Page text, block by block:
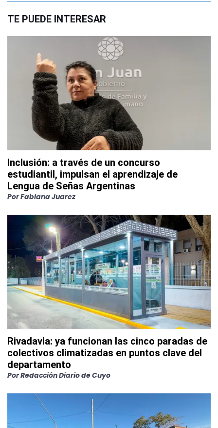
TE PUEDE INTERESAR
Inclusión: a través de un concurso
estudiantil, impulsan el aprendizaje de
Lengua de Señas Argentinas
PorFabiana Juarez
Rivadavia: ya funcionan las cinco paradas de
colectivos climatizadas en puntos clave del
departamento
PorRedacción Diario de Cuyo